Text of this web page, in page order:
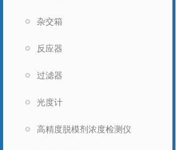
杂交箱
反应器
过滤器
光度计
高精度脱模剂浓度检测仪